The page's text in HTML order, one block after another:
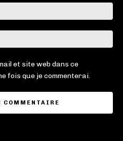
:*
:
et site web dans ce
fois que je commenterai.